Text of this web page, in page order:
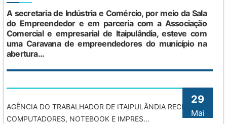
A secretaria de Indústria e Comércio, por meio da Sala
do Empreendedor e em parceria com a Associação
Comercial e empresarial de Itaipulândia, esteve com
uma Caravana de empreendedores do município na
abertura...
29
Mai
AGÊNCIA DO TRABALHADOR DE ITAIPULÂNDIA RECEBE
COMPUTADORES, NOTEBOOK E IMPRES...